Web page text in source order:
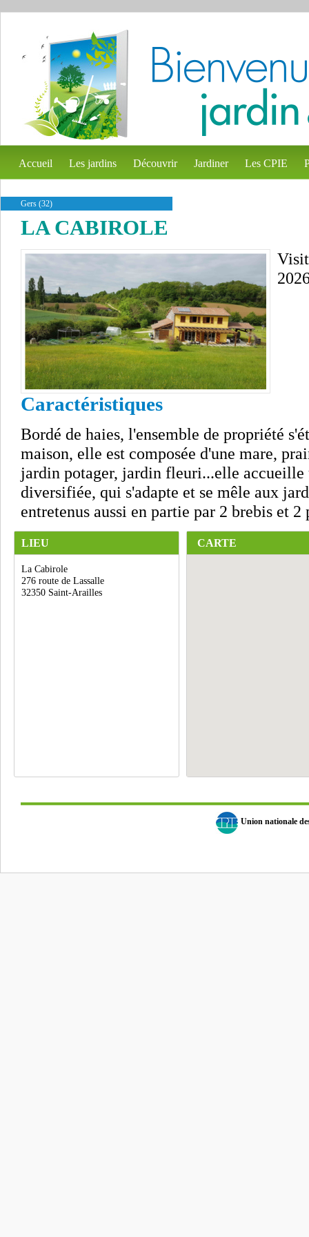
Accueil Les jardins Découvrir Jardiner Les CPIE
Gers (32)
LA CABIROLE
Caractéristiques
Bordé de haies, l'ensemble de propriété
maison, elle est composée d'une mare,
jardin potager, jardin fleuri...elle accueille
diversifiée, qui s'adapte et se mêle aux
entretenus aussi en partie par 2 brebis et 2
LIEU
La Cabirole
276 route de Lassalle
32350 Saint-Arailles
CARTE
Union nationale